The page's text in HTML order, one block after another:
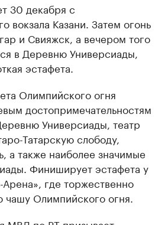
30 декабря с
вокзала Казани. Затем огонь
и Свияжск, а вечером того
в Деревню Универсиады,
эстафета.
Олимпийского огня
достопримечательностям
Универсиады, театр
Татарскую слободу,
а также наиболее значимые
Финиширует эстафета у
Арена», где торжественно
чашу Олимпийского огня.